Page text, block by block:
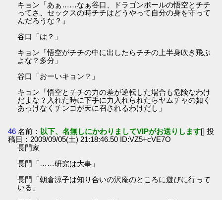
キョン「あぁ……なぁ谷口、ドラゴンボールの悟空とチチ
ってさ、セックスの時チチはどうやって自分の身を守って
んだろうな？」
谷口「は？」
キョン「悟空がチチの中に出したらチチの上半身吹き飛ぶ
よな？多分」
谷口「おーいキョン？」
キョン「悟空とチチの力の差が逆転した場合も危険なわけ
だよな？入れた時に下手に力入れられたらヤムチャの如く
あっけなくチンコが天に召されるわけだし」
46 名前： 以下、名無しにかわりましてVIPがお送りします[] 投
稿日：2009/09/05(土) 21:18:46.50 ID:VZ5+cVE7O
長門家
長門「……研究は大事」
長門「朝倉涼子は知り合いの沢庵のところに遊びに行って
いる」